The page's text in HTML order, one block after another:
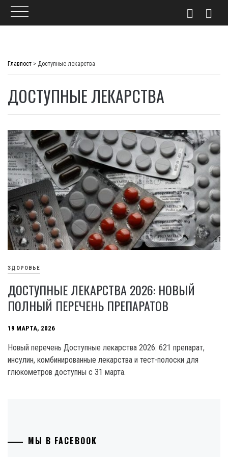
Главпост > Доступные лекарства
ДОСТУПНЫЕ ЛЕКАРСТВА
ЗДОРОВЬЕ
ДОСТУПНЫЕ ЛЕКАРСТВА 2026: НОВЫЙ
ПОЛНЫЙ ПЕРЕЧЕНЬ ПРЕПАРАТОВ
19 МАРТА, 2026
Новый перечень Доступные лекарства 2026: 621 препарат,
инсулин, комбинированные лекарства и тест-полоски для
глюкометров доступны с 31 марта.
МЫ В FACEBOOK